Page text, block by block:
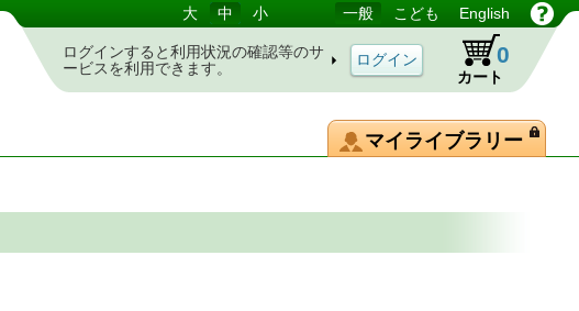
大 中 小 一般 こども English
ログインすると利用状況の確認等のサ
ービスを利用できます。
カート
0
マイライブラリー